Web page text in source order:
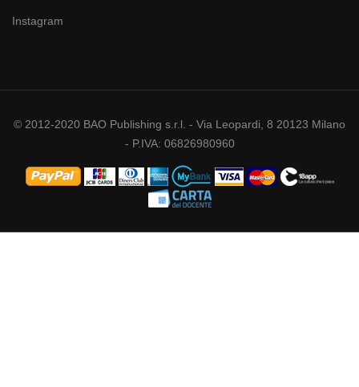
Instagram
© 2012-2020 BAO Publishing s.r.l. - Via Leopardi, 8 20123 Milano
- P.IVA: 06826980960